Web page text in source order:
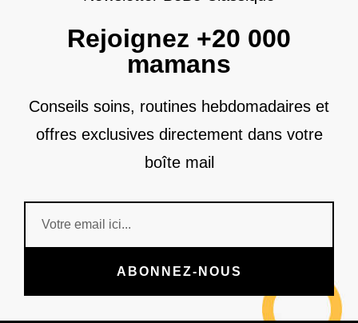
Rejoignez +20 000
mamans
Conseils soins, routines hebdomadaires et
offres exclusives directement dans votre
boîte mail
ABONNEZ-NOUS